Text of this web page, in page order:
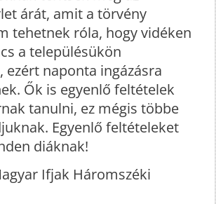
árát, amit a törvény
tehetnek róla, hogy vidéken
a településükön
ezért naponta ingázásra
Ők is egyenlő feltételek
tanulni, ez mégis többe
Egyenlő feltételeket
diáknak!
Ifjak Háromszéki